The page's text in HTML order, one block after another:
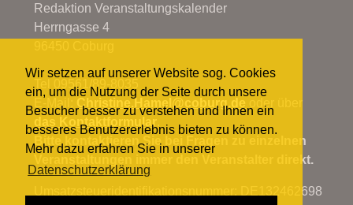
Wir setzen auf unserer Website sog. Cookies
ein, um die Nutzung der Seite durch unsere
Besucher besser zu verstehen und Ihnen ein
besseres Benutzererlebnis bieten zu können.
Mehr dazu erfahren Sie in unserer
Datenschutzerklärung
Redaktion Veranstaltungskalender
Herrngasse 4
Tel 09561/89-8035
E-Mail: Christine.Hamel@coburg.de oder über
das Kontaktformular
Bitte kontaktieren Sie bei Fragen zu einzelnen
Veranstaltungen immer den Veranstalter direkt.
Umsatzsteueridentifikationsnummer: DE132462698